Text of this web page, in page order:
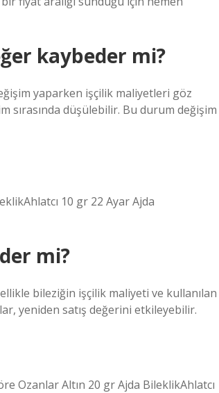
kaybeder mi?
yaparken işçilik maliyetleri göz
sırasında düşülebilir. Bu durum değişim
10 gr 22 Ayar Ajda
mi?
bileziğin işçilik maliyeti ve kullanılan
yeniden satış değerini etkileyebilir.
Ozanlar Altın 20 gr Ajda BileklikAhlatcı